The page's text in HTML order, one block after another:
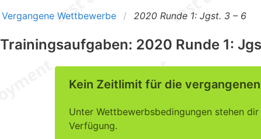
Vergangene Wettbewerbe 2020 Runde 1: Jgst. 3 – 6
Trainingsaufgaben: 2020 Runde 1:
Kein Zeitlimit für die
Unter Wettbewerbsbedingungen stehen
Verfügung.